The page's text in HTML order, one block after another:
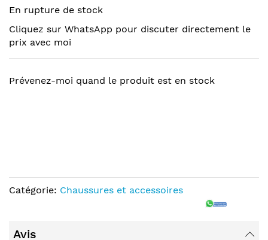
the
gallery
of
images
gallery
En rupture de stock
Cliquez sur WhatsApp pour discuter directement le
prix avec moi
Prévenez-moi quand le produit est en stock
Catégorie: Chaussures et accessoires
Avis